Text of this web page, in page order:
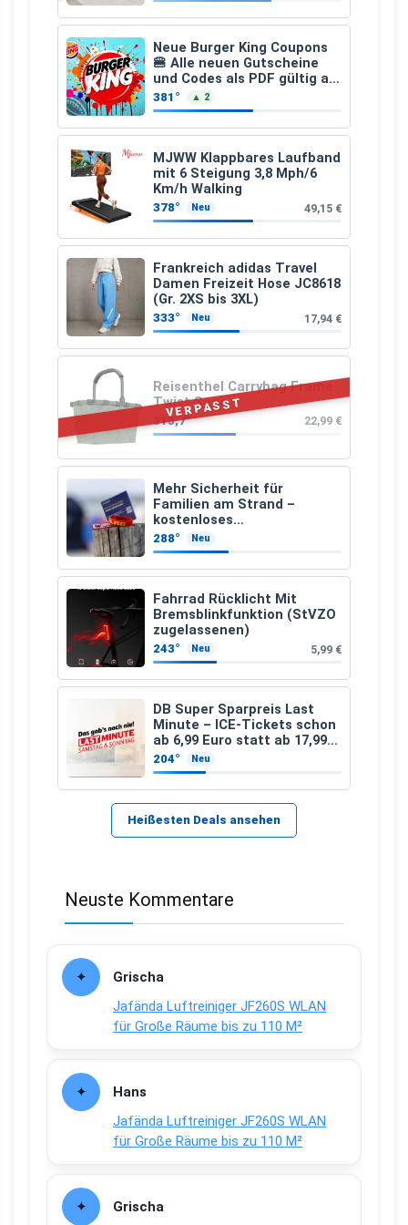
Neue Burger King Coupons
🍔 Alle neuen Gutscheine
und Codes als PDF gültig ab
25.07.2026 bis 04.09.2026
381° ▲ 2
MJWW Klappbares Laufband
mit 6 Steigung 3,8 Mph/6
Km/h Walking
378° Neu 49,15 €
Frankreich adidas Travel
Damen Freizeit Hose JC8618
(Gr. 2XS bis 3XL)
333° Neu 17,94 €
VERPASST
Reisenthel Carrybag Frame
Twist Sage
315,7° 22,99 €
Mehr Sicherheit für
Familien am Strand –
kostenloses
Kindersuchband der DLRG
288° Neu
Fahrrad Rücklicht Mit
Bremsblinkfunktion (StVZO
zugelassenen)
243° Neu 5,99 €
DB Super Sparpreis Last
Minute – ICE-Tickets schon
ab 6,99 Euro statt ab 17,99
Euro
204° Neu
Heißesten Deals ansehen
Neuste Kommentare
Grischa
Jafända Luftreiniger JF260S WLAN
für Große Räume bis zu 110 M²
Hans
Jafända Luftreiniger JF260S WLAN
für Große Räume bis zu 110 M²
Grischa